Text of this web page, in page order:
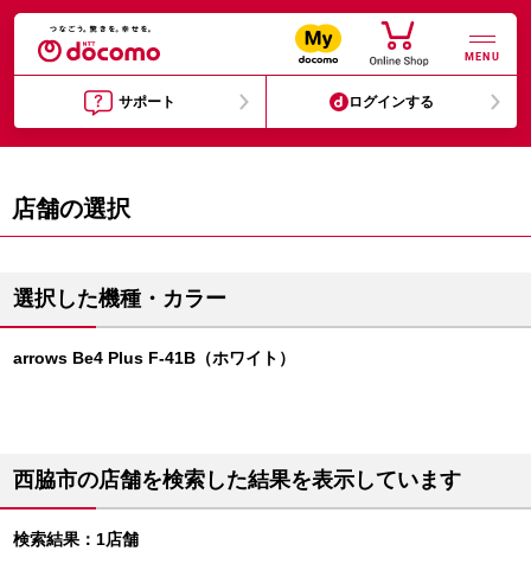
MENU
サポート ログインする
店舗の選択
選択した機種・カラー
arrows Be4 Plus F-41B（ホワイト）
西脇市の店舗を検索した結果を表示しています
検索結果：1店舗